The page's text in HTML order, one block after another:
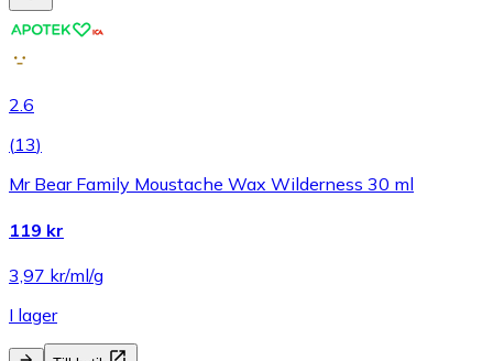
2.6
(13)
Mr Bear Family Moustache Wax Wilderness 30 ml
119 kr
3,97 kr/ml/g
I lager